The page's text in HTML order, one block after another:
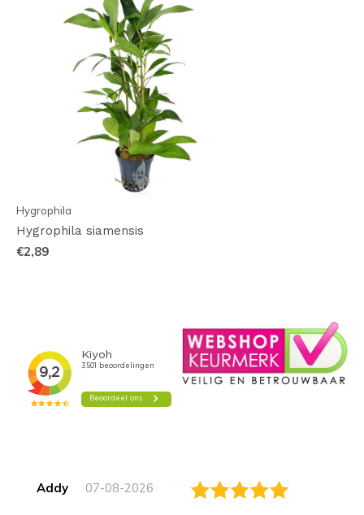
Hygrophila
Hygrophila siamensis
€2,89
Addy 07-08-2026